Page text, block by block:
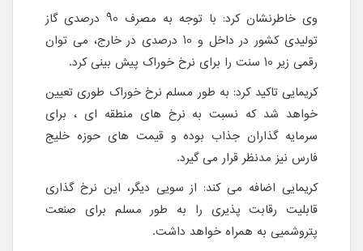
وی خاطرنشان کرد: با توجه به مصرف 90 درصدی گاز
تولیدی کشور در داخل و 10 درصدی در خارج، می توان
رقمی زیر 10 سنت را برای نرخ خوراک پیش بینی کرد.
کریمایی تاکید کرد: به طور مسلم نرخ خوراک طوری تعیین
خواهد شد که نسبت به نرخ های منطقه ای ، برای
سرمایه گذاران جذاب بوده و قیمت های حوزه خلیج
فارس نیز مدنظر قرار می گیرد.
کریمایی اضافه می کند: از سویی دیگر، این نرخ گذاری
قابلیت رقابت پذیری را به طور مسلم برای صنعت
پتروشمیی به همراه خواهد داشت.